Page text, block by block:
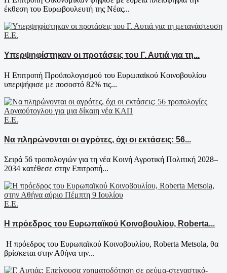
έκθεση του Ευρωβουλευτή της Νέας...
Ε.Ε.
Υπερψηφίστηκαν οι προτάσεις του Γ. Αυτιά για τη...
H Επιτροπή Προϋπολογισμού του Ευρωπαϊκού Κοινοβουλίου
υπερψήφισε με ποσοστό 82% τις...
Ε.Ε.
Να πληρώνονται οι αγρότες, όχι οι εκτάσεις: 56...
Σειρά 56 τροπολογιών για τη νέα Κοινή Αγροτική Πολιτική 2028–
2034 κατέθεσε στην Επιτροπή...
Ε.Ε.
Η πρόεδρος του Ευρωπαϊκού Κοινοβουλίου, Roberta...
​Η πρόεδρος του Ευρωπαϊκού Κοινοβουλίου, Roberta Metsola, θα
βρίσκεται στην Αθήνα την...